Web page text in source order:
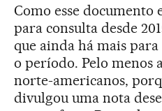
Como esse documento
para consulta desde
que ainda há mais
o período. Pelo menos
norte-americanos,
divulgou uma nota